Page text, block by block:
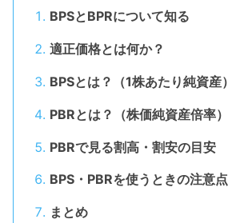
BPSとBPRについて知る
適正価格とは何か？
BPSとは？（1株あたり純資産）
PBRとは？（株価純資産倍率）
PBRで見る割高・割安の目安
BPS・PBRを使うときの注意点
まとめ